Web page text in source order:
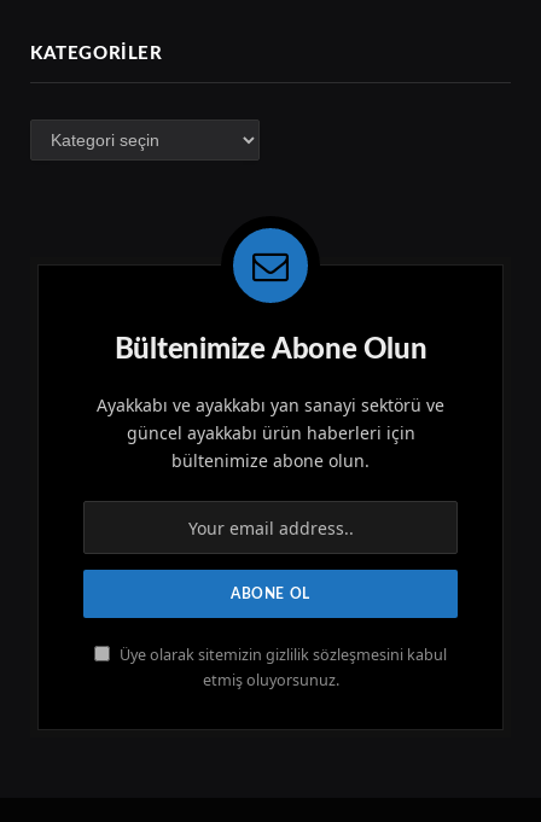
KATEGORILER
Kategoriler
Bültenimize Abone Olun
Ayakkabı ve ayakkabı yan sanayi sektörü ve
güncel ayakkabı ürün haberleri için
bültenimize abone olun.
Üye olarak sitemizin gizlilik sözleşmesini kabul
etmiş oluyorsunuz.